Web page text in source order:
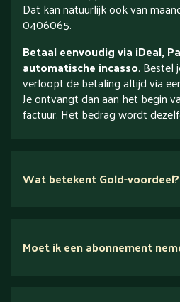
Dat kan natuurlijk ook van
0406065.
Betaal eenvoudig via iDeal,
automatische incasso. Bestel
verloopt de betaling altijd via
Je ontvangt dan aan het begin
factuur. Het bedrag wordt
Wat betekent Gold-voordeel?
Moet ik een abonnement